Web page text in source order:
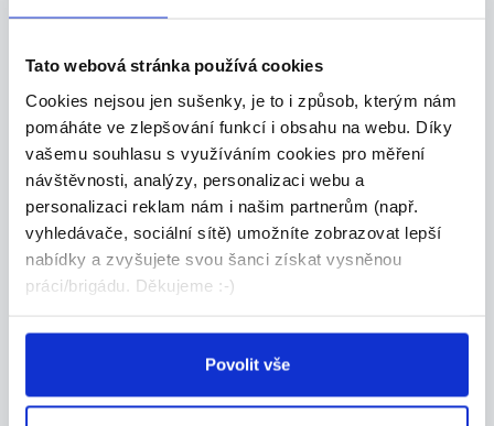
Tato webová stránka používá cookies
Cookies nejsou jen sušenky, je to i způsob, kterým nám
pomáháte ve zlepšování funkcí i obsahu na webu. Díky
vašemu souhlasu s využíváním cookies pro měření
návštěvnosti, analýzy, personalizaci webu a
personalizaci reklam nám i našim partnerům (např.
vyhledávače, sociální sítě) umožníte zobrazovat lepší
nabídky a zvyšujete svou šanci získat vysněnou
práci/brigádu. Děkujeme :-)
Povolit vše
Nabíráme Zlín a okolí až 180
prác...
Hledáme (zaučíme) nové brigádníky aktuálně ve
Zl...
Zlín
FRANC spol. s r.o.
DALŠÍ NABÍDKY ZCELÉ ČR
Vykládka kamionů Pardubice,
140 Kč čist./hod., umožn...